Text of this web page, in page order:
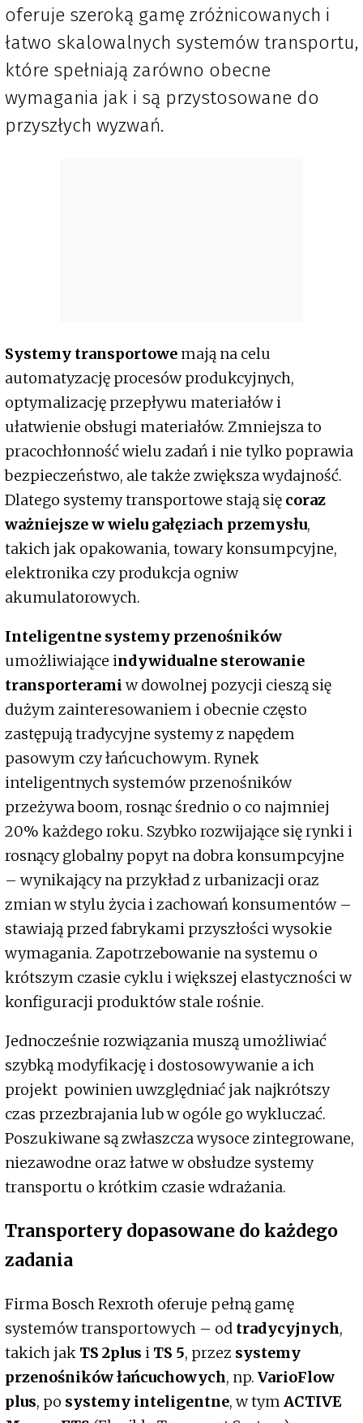
oferuje szeroką gamę zróżnicowanych i
łatwo skalowalnych systemów transportu,
które spełniają zarówno obecne
wymagania jak i są przystosowane do
przyszłych wyzwań.
Systemy transportowe mają na celu
automatyzację procesów produkcyjnych,
optymalizację przepływu materiałów i
ułatwienie obsługi materiałów. Zmniejsza to
pracochłonność wielu zadań i nie tylko poprawia
bezpieczeństwo, ale także zwiększa wydajność.
Dlatego systemy transportowe stają się coraz
ważniejsze w wielu gałęziach przemysłu,
takich jak opakowania, towary konsumpcyjne,
elektronika czy produkcja ogniw
akumulatorowych.
Inteligentne systemy przenośników
umożliwiające indywidualne sterowanie
transporteramiw dowolnej pozycji cieszą się
dużym zainteresowaniem i obecnie często
zastępują tradycyjne systemy z napędem
pasowym czy łańcuchowym. Rynek
inteligentnych systemów przenośników
przeżywa boom, rosnąc średnio o co najmniej
20% każdego roku. Szybko rozwijające się rynki i
rosnący globalny popyt na dobra konsumpcyjne
– wynikający na przykład z urbanizacji oraz
zmian w stylu życia i zachowań konsumentów –
stawiają przed fabrykami przyszłości wysokie
wymagania. Zapotrzebowanie na systemu o
krótszym czasie cyklu i większej elastyczności w
konfiguracji produktów stale rośnie.
Jednocześnie rozwiązania muszą umożliwiać
szybką modyfikację i dostosowywanie a ich
projekt powinien uwzględniać jak najkrótszy
czas przezbrajania lub w ogóle go wykluczać.
Poszukiwane są zwłaszcza wysoce zintegrowane,
niezawodne oraz łatwe w obsłudze systemy
transportu o krótkim czasie wdrażania.
Transportery dopasowane do każdego
zadania
Firma Bosch Rexroth oferuje pełną gamę
systemów transportowych – od tradycyjnych,
takich jak TS 2plus i TS 5, przez systemy
przenośników łańcuchowych, np. VarioFlow
plus, po systemy inteligentne, w tym ACTIVE